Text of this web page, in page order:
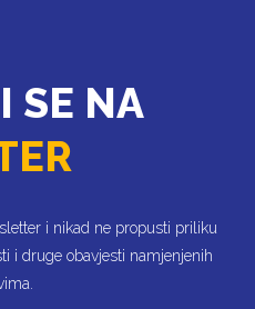
SE NA
i nikad ne propusti priliku
i druge obavjesti namjenjenih